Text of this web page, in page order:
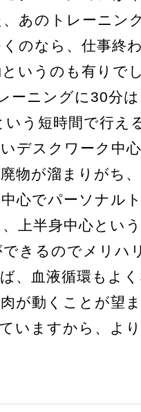
あのトレーニン
のなら、仕事終
いうのも有りで
ーニングに30分
いう短時間で行え
デスクワーク中
物が溜まりがち
心でパーソナル
上半身中心とい
きるのでメリハ
、血液循環もよ
が動くことが望
いますから、よ